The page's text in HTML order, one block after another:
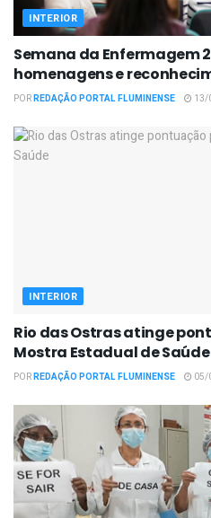
INTERIOR
Semana da Enfermagem
homenagens e
PORREDAÇÃO PORTAL FLUMINENSE 13/
INTERIOR
Rio das Ostras atinge
Mostra Estadual de Saúde
PORREDAÇÃO PORTAL FLUMINENSE 05/